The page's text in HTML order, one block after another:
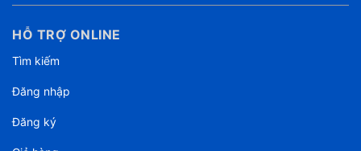
HỖ TRỢ ONLINE
Tìm kiếm
Đăng nhập
Đăng ký